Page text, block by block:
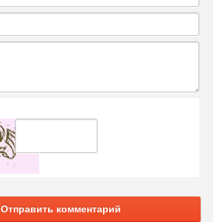
Отправить комментарий